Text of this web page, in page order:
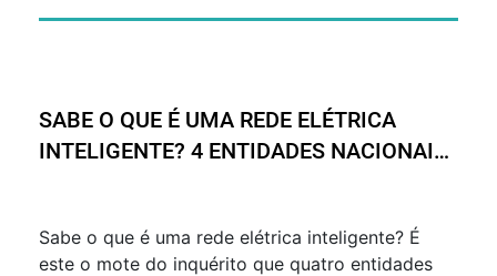
SABE O QUE É UMA REDE ELÉTRICA
INTELIGENTE? 4 ENTIDADES NACIONAIS
Sabe o que é uma rede elétrica inteligente? É
este o mote do inquérito que quatro entidades